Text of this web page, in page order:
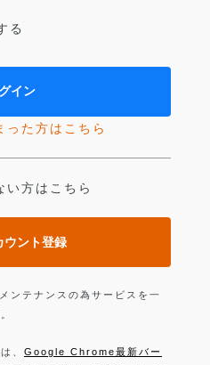
る
った方はこちら
い方はこちら
ウント登録
ンテナンスの為サービスを一
、 Google Chrome最新バー